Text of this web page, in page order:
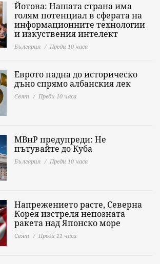
Йотова: Нашата страна има
голям потенциал в сферата на
информационните технологии
и изкуствения интелект
България Преди 10 часа
Еврото падна до историческо
дъно спрямо албанския лек
Свят Преди 10 часа
МВнР предупреди: Не
пътувайте до Куба
България Преди 10 часа
Напрежението расте, Северна
Корея изстреля непозната
ракета над Японско море
Свят Преди 11 часа